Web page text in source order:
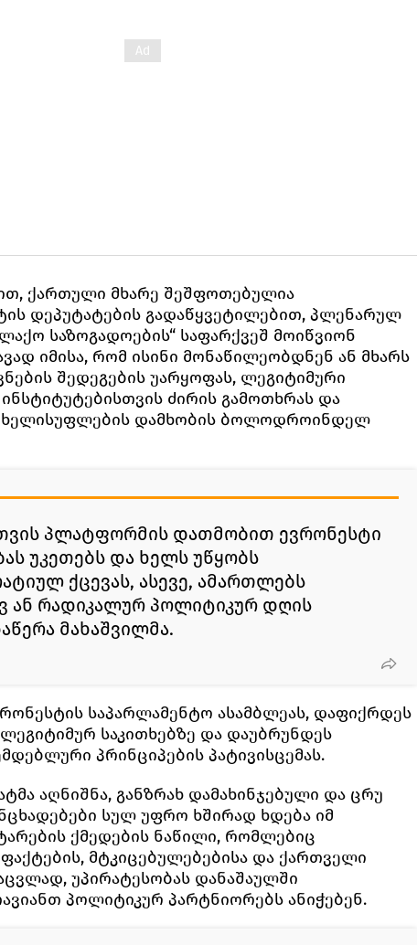
ქართული მხარე შეშფოთებულია
დეპუტატების გადაწყვეტილებით, პლენარულ
საზოგადოების“ საფარქვეშ მოიწვიონ
იმისა, რომ ისინი მონაწილეობდნენ ან მხარს
შედეგების უარყოფას, ლეგიტიმური
ძირის გამოთხრას და
ხელისუფლების დამხობის ბოლოდროინდელ
პლატფორმის დათმობით ევრონესტი
უკეთებს და ხელს უწყობს
ქცევას, ასევე, ამართლებს
ან რადიკალურ პოლიტიკურ დღის
მახაშვილმა.
საპარლამენტო ასამბლეას, დაფიქრდეს
საკითხებზე და დაუბრუნდეს
პრინციპების პატივისცემას.
აღნიშნა, განზრახ დამახინჯებული და ცრუ
სულ უფრო ხშირად ხდება იმ
ქმედების ნაწილი, რომლებიც
მტკიცებულებებისა და ქართველი
უპირატესობას დანაშაულში
პოლიტიკურ პარტნიორებს ანიჭებენ.